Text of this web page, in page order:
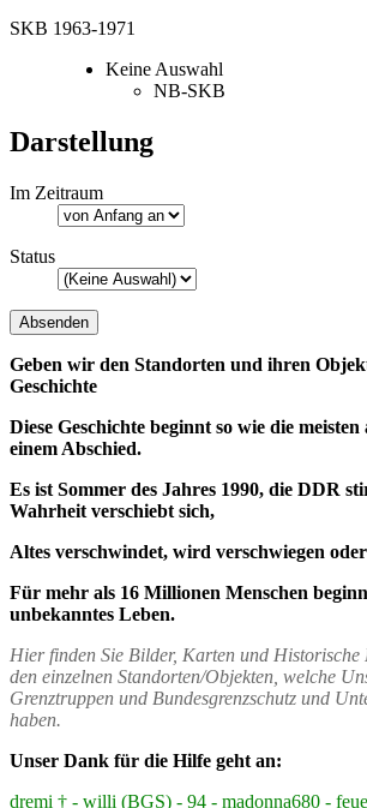
SKB 1963-1971
Keine Auswahl
NB-SKB
Darstellung
Im Zeitraum
Status
Geben wir den Standorten und ihren
Geschichte
Diese Geschichte beginnt so wie die
einem Abschied.
Es ist Sommer des Jahres 1990, die DDR
Wahrheit verschiebt sich,
Altes verschwindet, wird verschwiegen
Für mehr als 16 Millionen Menschen
unbekanntes Leben.
Hier finden Sie Bilder, Karten und Historische
den einzelnen Standorten/Objekten, welche
Grenztruppen und Bundesgrenzschutz und
haben.
Unser Dank für die Hilfe geht an:
dremi † - willi (BGS) - 94 - madonna680 -